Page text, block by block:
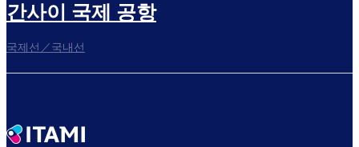
간사이 국제 공항
국제선／국내선